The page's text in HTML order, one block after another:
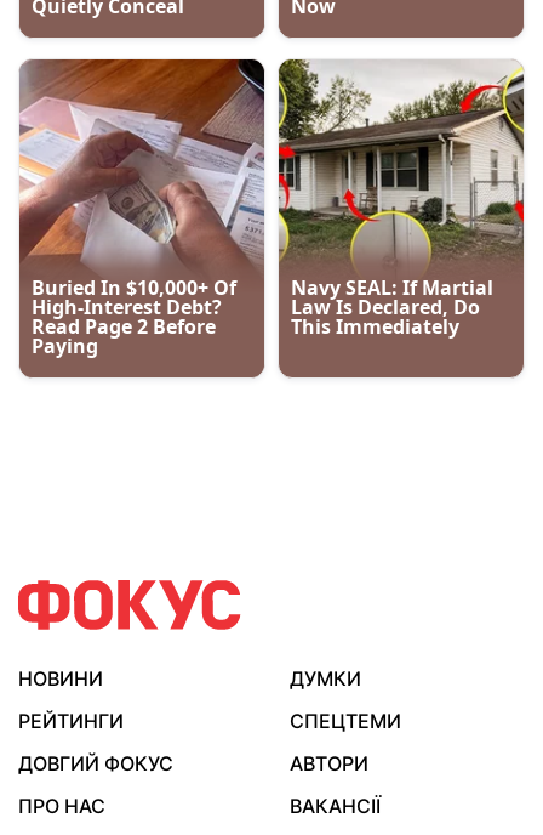
НОВИНИ
ДУМКИ
РЕЙТИНГИ
СПЕЦТЕМИ
ДОВГИЙ ФОКУС
АВТОРИ
ПРО НАС
ВАКАНСІЇ